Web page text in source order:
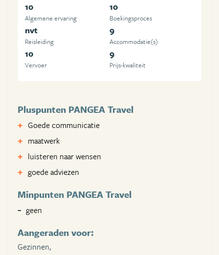
10
Algemene ervaring
10
Boekingsproces
nvt
Reisleiding
9
Accommodatie(s)
10
Vervoer
9
Prijs-kwaliteit
Pluspunten PANGEA Travel
Goede communicatie
maatwerk
luisteren naar wensen
goede adviezen
Minpunten PANGEA Travel
geen
Aangeraden voor:
Gezinnen,